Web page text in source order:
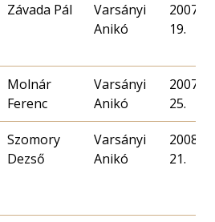
Závada Pál
Varsányi
Anikó
2007.
19.
Molnár
Ferenc
Varsányi
Anikó
2007.
25.
Szomory
Dezső
Varsányi
Anikó
2008.
21.